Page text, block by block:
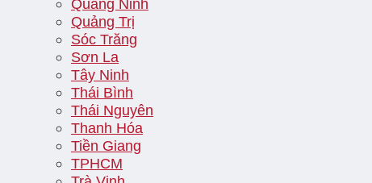
Quảng Ninh
Quảng Trị
Sóc Trăng
Sơn La
Tây Ninh
Thái Bình
Thái Nguyên
Thanh Hóa
Tiền Giang
TPHCM